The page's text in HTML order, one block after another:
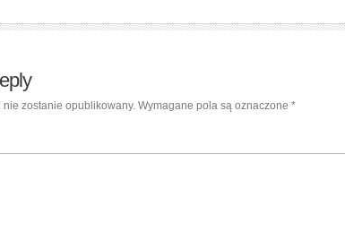
nie zostanie opublikowany. Wymagane pola są oznaczone *